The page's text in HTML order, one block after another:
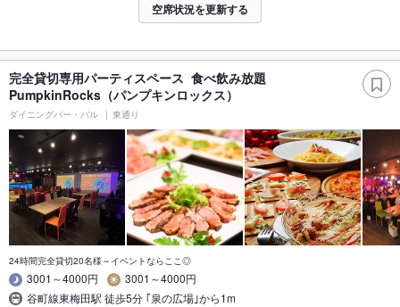
空席状況を更新する
完全貸切専用パーティスペース 食べ飲み放題
PumpkinRocks（パンプキンロックス）
ダイニングバー・バル 東通り
24時間完全貸切20名様～イベントならここ◎
3001～4000円
3001～4000円
谷町線東梅田駅 徒歩5分 ｢泉の広場｣から1m